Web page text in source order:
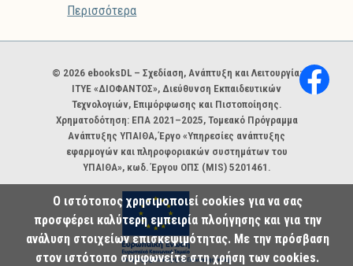
Περισσότερα
Χορηγοί και φορείς
© 2026 ebooksDL – Σχεδίαση, Ανάπτυξη και Λειτουργία:
ΙΤΥΕ «ΔΙΟΦΑΝΤΟΣ», Διεύθυνση Εκπαιδευτικών
Τεχνολογιών, Επιμόρφωσης και Πιστοποίησης.
Χρηματοδότηση: ΕΠΑ 2021–2025, Τομεακό Πρόγραμμα
Ανάπτυξης ΥΠΑΙΘΑ, Έργο «Υπηρεσίες ανάπτυξης
εφαρμογών και πληροφοριακών συστημάτων του
ΥΠΑΙΘΑ», κωδ. Έργου ΟΠΣ (MIS) 5201461.
Ο ιστότοπος χρησιμοποιεί cookies για να σας
προσφέρει καλύτερη εμπειρία πλοήγησης και για την
ανάλυση στοιχείων επισκεψιμότητας. Με την πρόσβαση
στον ιστότοπο συμφωνείτε στη χρήση των cookies.